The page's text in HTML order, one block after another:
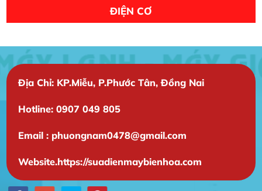
ĐIỆN CƠ
Địa Chỉ: KP.Miễu, P.Phước Tân, Đồng Nai
Hotline: 0907 049 805
Email : phuongnam0478@gmail.com
Website.https://suadienmaybienhoa.com